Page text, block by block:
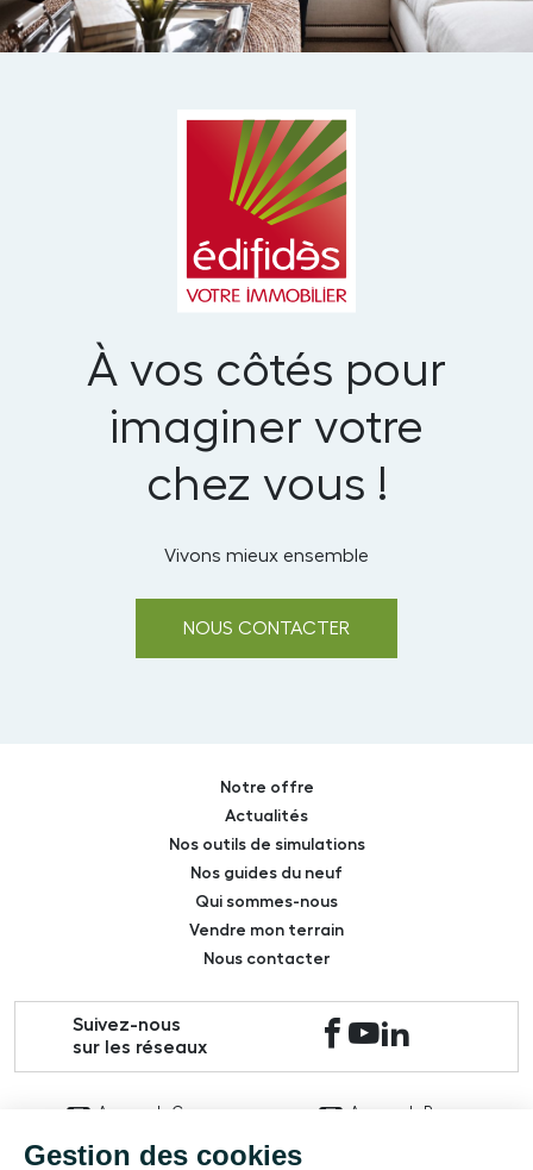
À vos côtés pour
imaginer votre
chez vous !
Vivons mieux ensemble
NOUS CONTACTER
Notre offre
Actualités
Nos outils de simulations
Nos guides du neuf
Qui sommes-nous
Vendre mon terrain
Nous contacter
Suivez-nous
sur les réseaux
Agence de Caen Agence de Rouen